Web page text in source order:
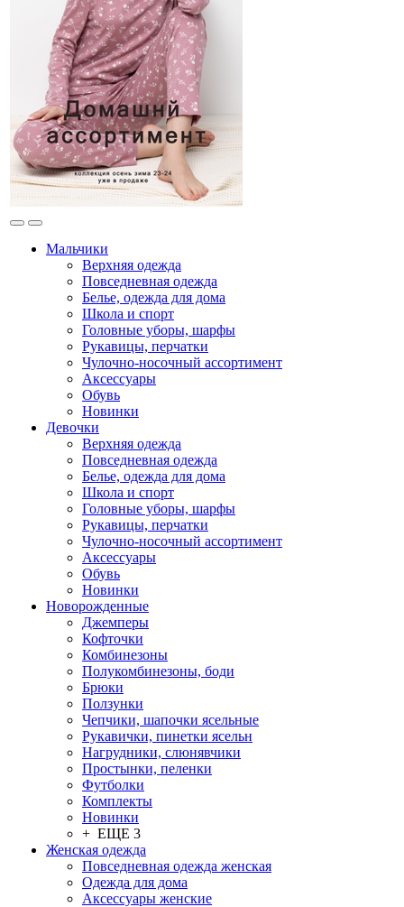
Мальчики
Верхняя одежда
Повседневная одежда
Белье, одежда для дома
Школа и спорт
Головные уборы, шарфы
Рукавицы, перчатки
Чулочно-носочный ассортимент
Аксессуары
Обувь
Новинки
Девочки
Верхняя одежда
Повседневная одежда
Белье, одежда для дома
Школа и спорт
Головные уборы, шарфы
Рукавицы, перчатки
Чулочно-носочный ассортимент
Аксессуары
Обувь
Новинки
Новорожденные
Джемперы
Кофточки
Комбинезоны
Полукомбинезоны, боди
Брюки
Ползунки
Чепчики, шапочки ясельные
Рукавички, пинетки ясельн
Нагрудники, слюнявчики
Простынки, пеленки
Футболки
Комплекты
Новинки
+ ЕЩЕ 3
Женская одежда
Повседневная одежда женская
Одежда для дома
Аксессуары женские